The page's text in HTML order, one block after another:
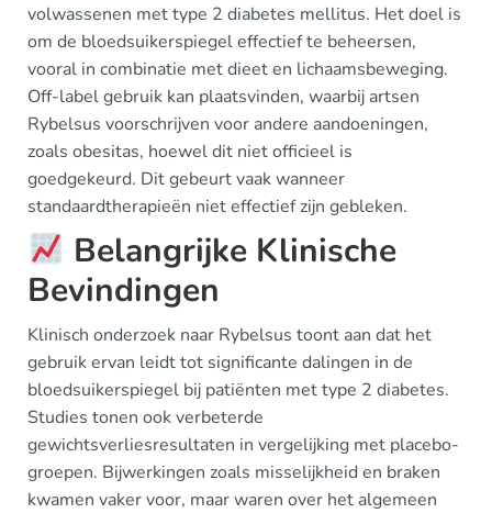
volwassenen met type 2 diabetes mellitus. Het doel is
om de bloedsuikerspiegel effectief te beheersen,
vooral in combinatie met dieet en lichaamsbeweging.
Off-label gebruik kan plaatsvinden, waarbij artsen
Rybelsus voorschrijven voor andere aandoeningen,
zoals obesitas, hoewel dit niet officieel is
goedgekeurd. Dit gebeurt vaak wanneer
standaardtherapieën niet effectief zijn gebleken.
Belangrijke Klinische
Bevindingen
Klinisch onderzoek naar Rybelsus toont aan dat het
gebruik ervan leidt tot significante dalingen in de
bloedsuikerspiegel bij patiënten met type 2 diabetes.
Studies tonen ook verbeterde
gewichtsverliesresultaten in vergelijking met placebo-
groepen. Bijwerkingen zoals misselijkheid en braken
kwamen vaker voor, maar waren over het algemeen